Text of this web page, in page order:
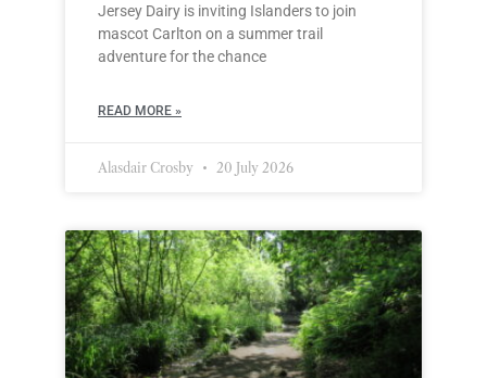
Jersey Dairy is inviting Islanders to join
mascot Carlton on a summer trail
adventure for the chance
READ MORE »
Alasdair Crosby 20 July 2026